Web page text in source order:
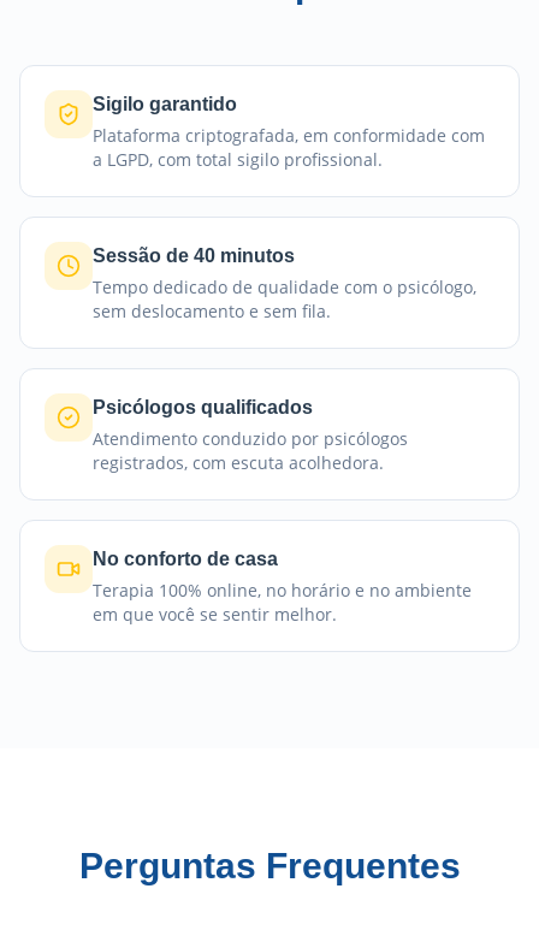
Sigilo garantido
Plataforma criptografada, em conformidade com
a LGPD, com total sigilo profissional.
Sessão de 40 minutos
Tempo dedicado de qualidade com o psicólogo,
sem deslocamento e sem fila.
Psicólogos qualificados
Atendimento conduzido por psicólogos
registrados, com escuta acolhedora.
No conforto de casa
Terapia 100% online, no horário e no ambiente
em que você se sentir melhor.
Perguntas Frequentes